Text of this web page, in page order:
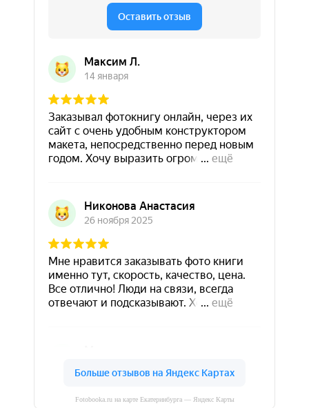
Fotobooka.ru на карте Екатеринбурга — Яндекс Карты